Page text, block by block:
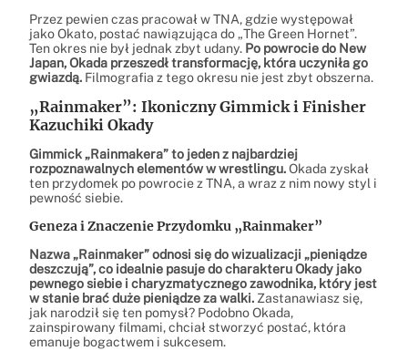
Przez pewien czas pracował w TNA, gdzie występował
jako Okato, postać nawiązująca do „The Green Hornet”.
Ten okres nie był jednak zbyt udany. Po powrocie do New
Japan, Okada przeszedł transformację, która uczyniła go
gwiazdą. Filmografia z tego okresu nie jest zbyt obszerna.
„Rainmaker”: Ikoniczny Gimmick i Finisher
Kazuchiki Okady
Gimmick „Rainmakera” to jeden z najbardziej
rozpoznawalnych elementów w wrestlingu.Okada zyskał
ten przydomek po powrocie z TNA, a wraz z nim nowy styl i
pewność siebie.
Geneza i Znaczenie Przydomku „Rainmaker”
Nazwa „Rainmaker” odnosi się do wizualizacji „pieniądze
deszczują”, co idealnie pasuje do charakteru Okady jako
pewnego siebie i charyzmatycznego zawodnika, który jest
w stanie brać duże pieniądze za walki. Zastanawiasz się,
jak narodził się ten pomysł? Podobno Okada,
zainspirowany filmami, chciał stworzyć postać, która
emanuje bogactwem i sukcesem.